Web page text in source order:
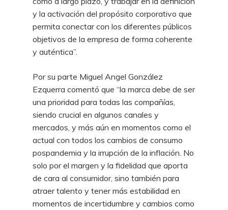
y la activación del propósito corporativo que
permita conectar con los diferentes públicos
objetivos de la empresa de forma coherente
y auténtica”.
Por su parte Miguel Angel González
Ezquerra comentó que “la marca debe de ser
una prioridad para todas las compañías,
siendo crucial en algunos canales y
mercados, y más aún en momentos como el
actual con todos los cambios de consumo
pospandemia y la irrupción de la inflación. No
solo por el margen y la fidelidad que aporta
de cara al consumidor, sino también para
atraer talento y tener más estabilidad en
momentos de incertidumbre y cambios como